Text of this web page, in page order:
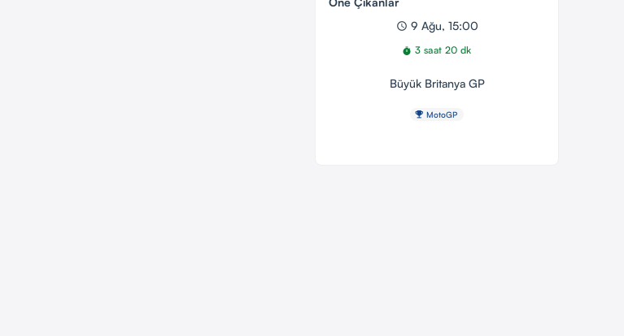
schedule 9 Ağu, 15:00
timer 3 saat 20 dk
Büyük Britanya GP
emoji_events MotoGP